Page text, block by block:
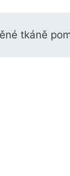
tkáně